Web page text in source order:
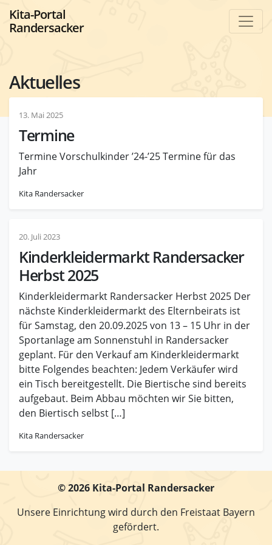
Kita-Portal
Randersacker
Aktuelles
13. Mai 2025
Termine
Termine Vorschulkinder ’24-’25 Termine für das
Jahr
Kita Randersacker
20. Juli 2023
Kinderkleidermarkt Randersacker
Herbst 2025
Kinderkleidermarkt Randersacker Herbst 2025 Der
nächste Kinderkleidermarkt des Elternbeirats ist
für Samstag, den 20.09.2025 von 13 – 15 Uhr in der
Sportanlage am Sonnenstuhl in Randersacker
geplant. Für den Verkauf am Kinderkleidermarkt
bitte Folgendes beachten: Jedem Verkäufer wird
ein Tisch bereitgestellt. Die Biertische sind bereits
aufgebaut. Beim Abbau möchten wir Sie bitten,
den Biertisch selbst […]
Kita Randersacker
© 2026 Kita-Portal Randersacker
Unsere Einrichtung wird durch den Freistaat Bayern
gefördert.